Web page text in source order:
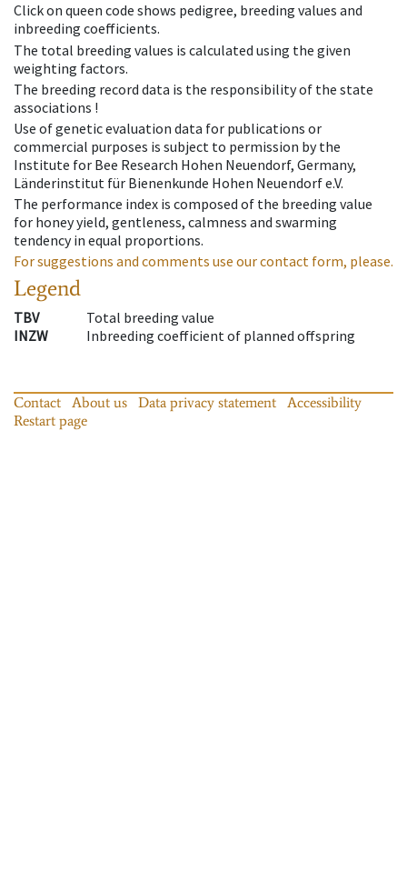
Click on queen code shows pedigree, breeding values and
inbreeding coefficients.
The total breeding values is calculated using the given
weighting factors.
The breeding record data is the responsibility of the state
associations !
Use of genetic evaluation data for publications or
commercial purposes is subject to permission by the
Institute for Bee Research Hohen Neuendorf, Germany,
Länderinstitut für Bienenkunde Hohen Neuendorf e.V.
The performance index is composed of the breeding value
for honey yield, gentleness, calmness and swarming
tendency in equal proportions.
For suggestions and comments use our contact form, please.
Legend
TBV
Total breeding value
INZW
Inbreeding coefficient of planned offspring
Contact About us Data privacy statement
Accessibility
Restart page